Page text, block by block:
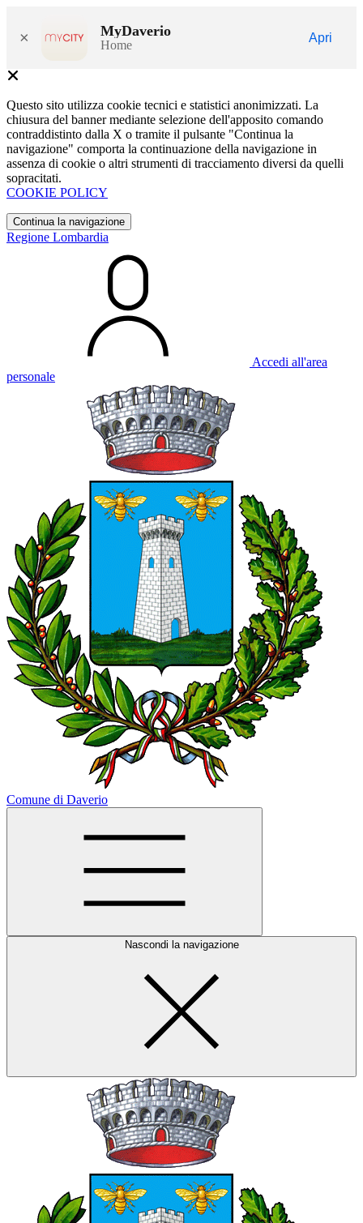
× MyDaverio
Home
Apri
Questo sito utilizza cookie tecnici e statistici anonimizzati. La
chiusura del banner mediante selezione dell'apposito comando
contraddistinto dalla X o tramite il pulsante "Continua la
navigazione" comporta la continuazione della navigazione in
assenza di cookie o altri strumenti di tracciamento diversi da quelli
sopracitati.
COOKIE POLICY
Continua la navigazione
Regione Lombardia
Accedi all'area
personale
Comune di Daverio
Nascondi la navigazione